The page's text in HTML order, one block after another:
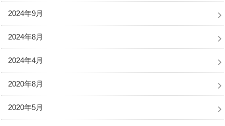
2024年9月
2024年8月
2024年4月
2020年8月
2020年5月